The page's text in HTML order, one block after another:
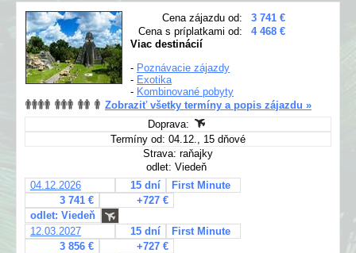
Cena zájazdu od:
3 741 €
Cena s príplatkami od:
4 468 €
Viac destinácií
- Poznávacie zájazdy
- Exotika
- Kombinované pobyty
Zobraziť všetky termíny a popis zájazdu »
Doprava:
Termíny od: 04.12., 15 dňové
Strava: raňajky
odlet: Viedeň
04.12.2026
15 dní
First Minute
3 741 €
+727 €
odlet: Viedeň
12.03.2027
15 dní
First Minute
3 856 €
+727 €